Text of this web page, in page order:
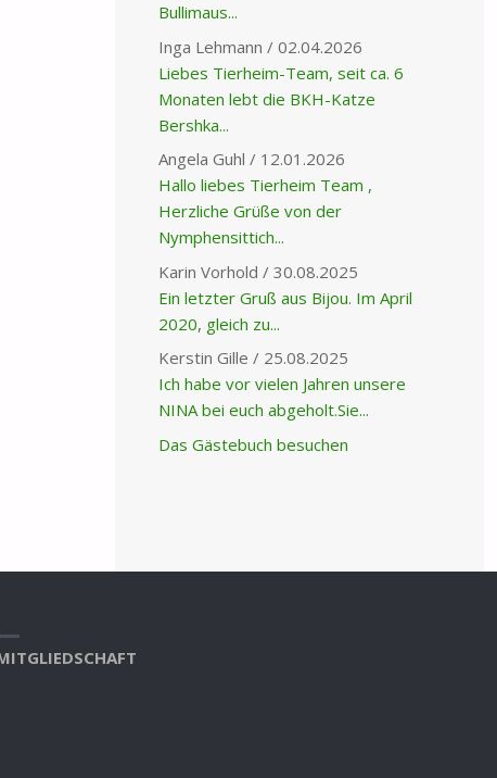
Bullimaus...
Inga Lehmann / 02.04.2026
Liebes Tierheim-Team, seit ca. 6
Monaten lebt die BKH-Katze
Bershka...
Angela Guhl / 12.01.2026
Hallo liebes Tierheim Team ,
Herzliche Grüße von der
Nymphensittich...
Karin Vorhold / 30.08.2025
Ein letzter Gruß aus Bijou. Im April
2020, gleich zu...
Kerstin Gille / 25.08.2025
Ich habe vor vielen Jahren unsere
NINA bei euch abgeholt.Sie...
Das Gästebuch besuchen